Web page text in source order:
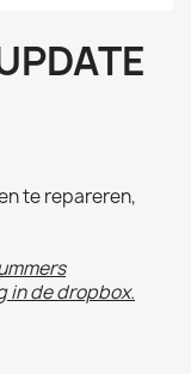
te repareren,
in de dropbox.